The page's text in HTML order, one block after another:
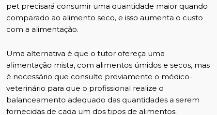
pet precisará consumir uma quantidade maior quando
comparado ao alimento seco, e isso aumenta o custo
com a alimentação.
Uma alternativa é que o tutor ofereça uma
alimentação mista, com alimentos úmidos e secos, mas
é necessário que consulte previamente o médico-
veterinário para que o profissional realize o
balanceamento adequado das quantidades a serem
fornecidas de cada um dos tipos de alimentos.